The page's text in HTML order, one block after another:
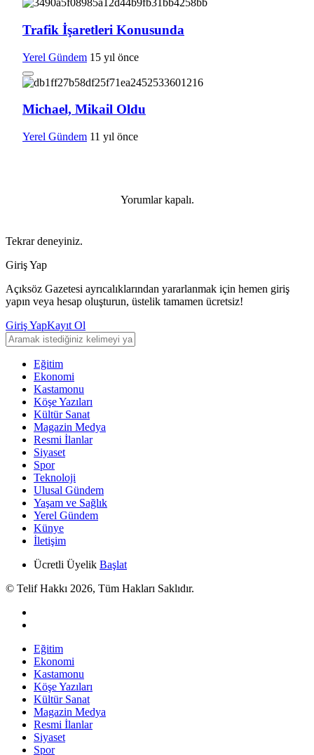
Trafik İşaretleri Konusunda
Yerel Gündem 15 yıl önce
Michael, Mikail Oldu
Yerel Gündem 11 yıl önce
Yorumlar kapalı.
Tekrar deneyiniz.
Giriş Yap
Açıksöz Gazetesi ayrıcalıklarından yararlanmak için hemen giriş
yapın veya hesap oluşturun, üstelik tamamen ücretsiz!
Giriş YapKayıt Ol
Eğitim
Ekonomi
Kastamonu
Köşe Yazıları
Kültür Sanat
Magazin Medya
Resmi İlanlar
Siyaset
Spor
Teknoloji
Ulusal Gündem
Yaşam ve Sağlık
Yerel Gündem
Künye
İletişim
Ücretli Üyelik Başlat
© Telif Hakkı 2026, Tüm Hakları Saklıdır.
Eğitim
Ekonomi
Kastamonu
Köşe Yazıları
Kültür Sanat
Magazin Medya
Resmi İlanlar
Siyaset
Spor